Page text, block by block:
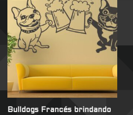
Bulldogs Francés brindando